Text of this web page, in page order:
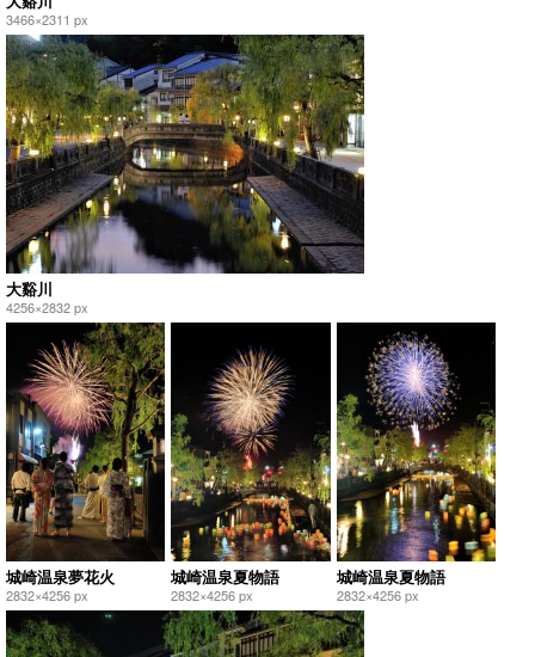
3466×2311 px
大谿川
4256×2832 px
城崎温泉夢花火
2832×4256 px
城崎温泉夏物語
2832×4256 px
城崎温泉夏物語
2832×4256 px